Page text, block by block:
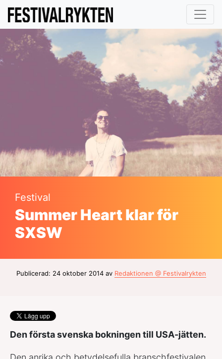
Festival
Summer Heart klar för
SXSW
Publicerad: 24 oktober 2014 av Redaktionen @ Festivalrykten
Den första svenska bokningen till USA-jätten.